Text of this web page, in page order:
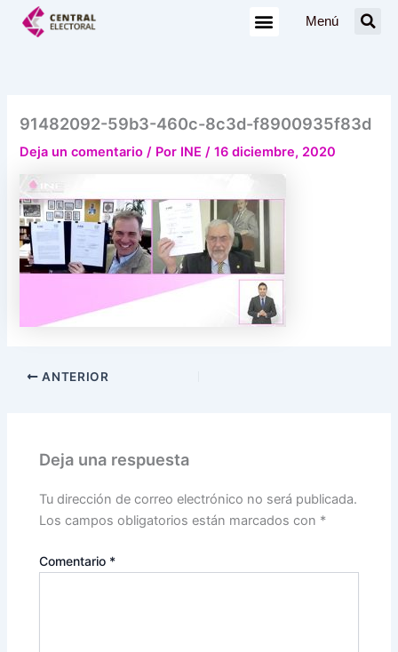
Menú
91482092-59b3-460c-8c3d-f8900935f83d
Deja un comentario / Por INE/16 diciembre, 2020
ANTERIOR
Deja una respuesta
Tu dirección de correo electrónico no será publicada.
Los campos obligatorios están marcados con *
Comentario *